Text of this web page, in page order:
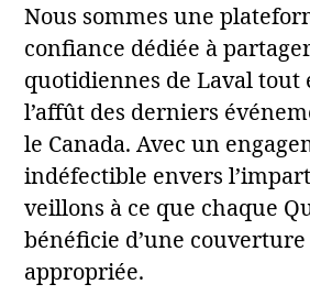
Nous sommes une
confiance dédiée à
quotidiennes de Laval tout
l’affût des derniers
le Canada. Avec un
indéfectible envers
veillons à ce que chaque
bénéficie d’une
appropriée.